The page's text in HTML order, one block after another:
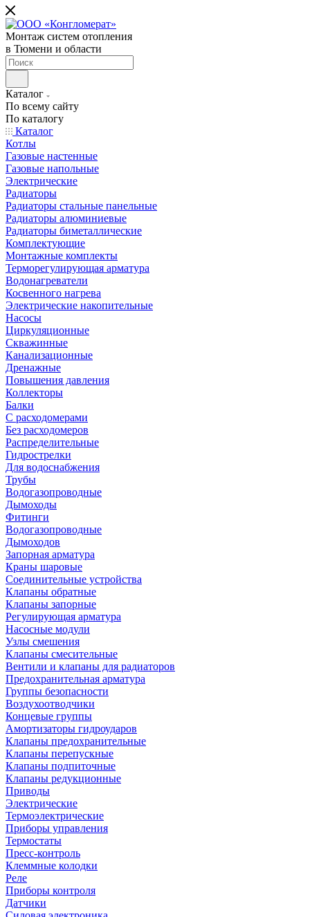
Монтаж систем отопления
в Тюмени и области
Каталог
По всему сайту
По каталогу
Каталог
Котлы
Газовые настенные
Газовые напольные
Электрические
Радиаторы
Радиаторы стальные панельные
Радиаторы алюминиевые
Радиаторы биметаллические
Комплектующие
Монтажные комплекты
Терморегулирующая арматура
Водонагреватели
Косвенного нагрева
Электрические накопительные
Насосы
Циркуляционные
Скважинные
Канализационные
Дренажные
Повышения давления
Коллекторы
Балки
С расходомерами
Без расходомеров
Распределительные
Гидрострелки
Для водоснабжения
Трубы
Водогазопроводные
Дымоходы
Фитинги
Водогазопроводные
Дымоходов
Запорная арматура
Краны шаровые
Соединительные устройства
Клапаны обратные
Клапаны запорные
Регулирующая арматура
Насосные модули
Узлы смешения
Клапаны смесительные
Вентили и клапаны для радиаторов
Предохранительная арматура
Группы безопасности
Воздухоотводчики
Концевые группы
Амортизаторы гидроударов
Клапаны предохранительные
Клапаны перепускные
Клапаны подпиточные
Клапаны редукционные
Приводы
Электрические
Термоэлектрические
Приборы управления
Термостаты
Пресс-контроль
Клеммные колодки
Реле
Приборы контроля
Датчики